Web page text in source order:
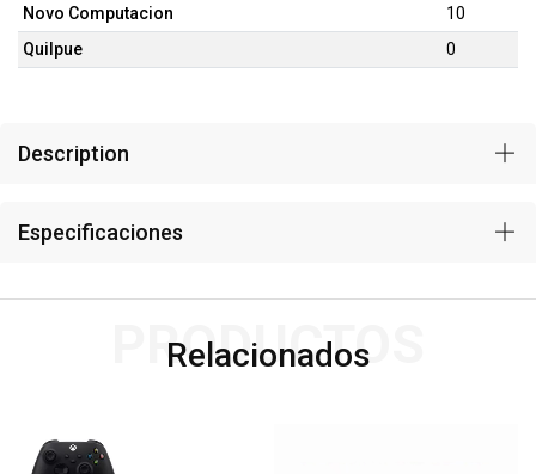
Novo Computacion
10
Quilpue
0
Description
Especificaciones
Relacionados
PRODUCTOS